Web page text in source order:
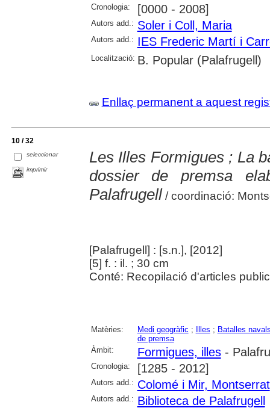
Cronologia: [0000 - 2008]
Autors add.: Soler i Coll, Maria
Autors add.: IES Frederic Martí i
Localització: B. Popular (Palafrugell)
Enllaç permanent a aquest
10 / 32
seleccionar
imprimir
Les Illes Formigues ; La
dossier de premsa
Palafrugell/ coordinació:
[Palafrugell] : [s.n.], [2012]
[5] f. : il. ; 30 cm
Conté: Recopilació d'articles
Matèries: Medi geogràfic ; Illes ; Batalles
de premsa
Àmbit:
Formigues, illes-
Cronologia: [1285 - 2012]
Autors add.: Colomé i Mir, Montserrat
Autors add.: Biblioteca de Palafrugell